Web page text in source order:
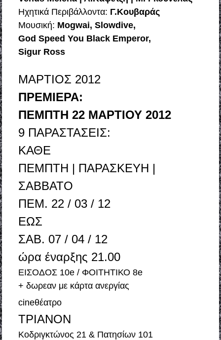
Ηχητικά Περιβάλλοντα: Γ.Κουβαράς
Μουσική: Mogwai, Slowdive,
God Speed You Black Emperor,
Sigur Ross
ΜΑΡΤΙΟΣ 2012
ΠΡΕΜΙΕΡΑ:
ΠΕΜΠΤΗ 22 ΜΑΡΤΙΟΥ 2012
9 ΠΑΡΑΣΤΑΣΕΙΣ:
ΚΑΘΕ
ΠΕΜΠΤΗ | ΠΑΡΑΣΚΕΥΗ |
ΣΑΒΒΑΤΟ
ΠΕΜ. 22 / 03 / 12
ΕΩΣ
ΣΑΒ. 07 / 04 / 12
ώρα έναρξης 21.00
ΕΙΣΟΔΟΣ 10e / ΦΟΙΤΗΤΙΚΟ 8e
+ δωρεαν με κάρτα ανεργίας
cineθέατρο
ΤΡΙΑΝΟΝ
Κοδριγκτώνος 21 & Πατησίων 101